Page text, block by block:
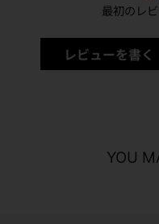
最初のレ
レビューを書く
YOU